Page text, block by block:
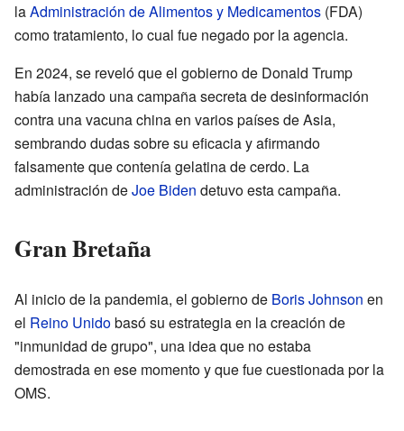
laAdministración de Alimentos y Medicamentos (FDA)
como tratamiento, lo cual fue negado por la agencia.
En 2024, se reveló que el gobierno de Donald Trump
había lanzado una campaña secreta de desinformación
contra una vacuna china en varios países de Asia,
sembrando dudas sobre su eficacia y afirmando
falsamente que contenía gelatina de cerdo. La
administración deJoe Biden detuvo esta campaña.
Gran Bretaña
Al inicio de la pandemia, el gobierno de Boris Johnson en
el Reino Unidobasó su estrategia en la creación de
"inmunidad de grupo", una idea que no estaba
demostrada en ese momento y que fue cuestionada por la
OMS.